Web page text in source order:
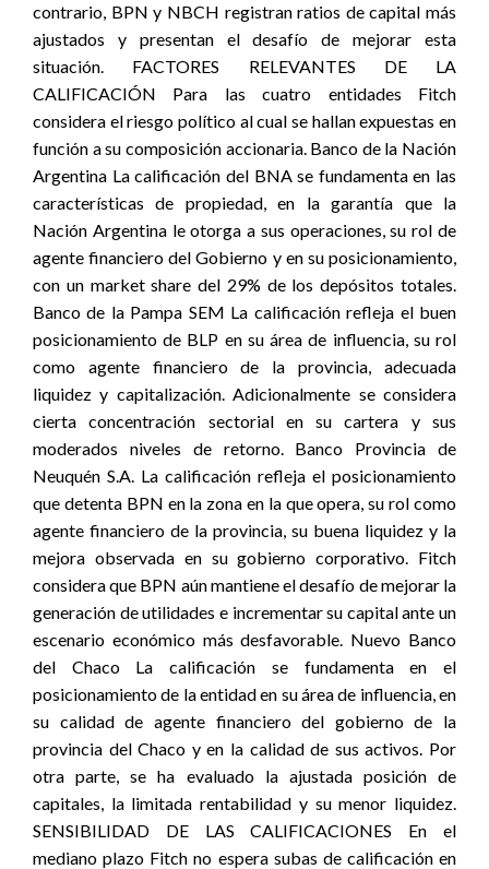
contrario, BPN y NBCH registran ratios de capital más
ajustados y presentan el desafío de mejorar esta
situación. FACTORES RELEVANTES DE LA
CALIFICACIÓN Para las cuatro entidades Fitch
considera el riesgo político al cual se hallan expuestas en
función a su composición accionaria. Banco de la Nación
Argentina La calificación del BNA se fundamenta en las
características de propiedad, en la garantía que la
Nación Argentina le otorga a sus operaciones, su rol de
agente financiero del Gobierno y en su posicionamiento,
con un market share del 29% de los depósitos totales.
Banco de la Pampa SEM La calificación refleja el buen
posicionamiento de BLP en su área de influencia, su rol
como agente financiero de la provincia, adecuada
liquidez y capitalización. Adicionalmente se considera
cierta concentración sectorial en su cartera y sus
moderados niveles de retorno. Banco Provincia de
Neuquén S.A. La calificación refleja el posicionamiento
que detenta BPN en la zona en la que opera, su rol como
agente financiero de la provincia, su buena liquidez y la
mejora observada en su gobierno corporativo. Fitch
considera que BPN aún mantiene el desafío de mejorar la
generación de utilidades e incrementar su capital ante un
escenario económico más desfavorable. Nuevo Banco
del Chaco La calificación se fundamenta en el
posicionamiento de la entidad en su área de influencia, en
su calidad de agente financiero del gobierno de la
provincia del Chaco y en la calidad de sus activos. Por
otra parte, se ha evaluado la ajustada posición de
capitales, la limitada rentabilidad y su menor liquidez.
SENSIBILIDAD DE LAS CALIFICACIONES En el
mediano plazo Fitch no espera subas de calificación en